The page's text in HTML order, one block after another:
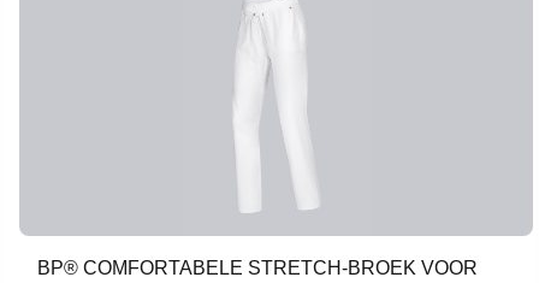
BP® COMFORTABELE STRETCH-BROEK VOOR